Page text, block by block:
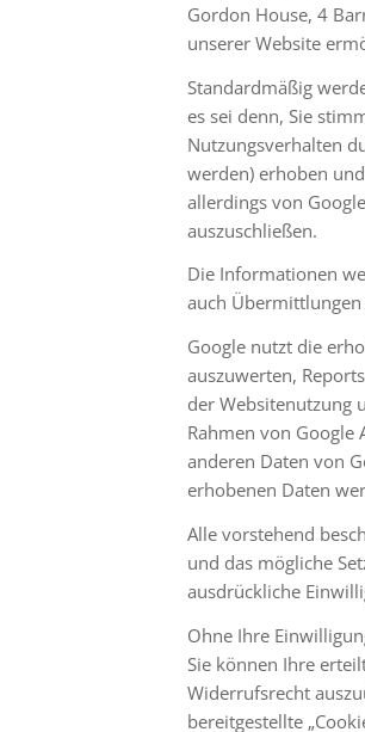
Gordon House, 4
unserer Website
Standardmäßig
es sei denn, Sie
Nutzungsverhalten
werden) erhoben
allerdings von
auszuschließen.
Die Informationen
auch Übermittlungen
Google nutzt die
auszuwerten,
der Websitenutzung
Rahmen von
anderen Daten von
erhobenen Daten
Alle vorstehend
und das mögliche
ausdrückliche
Ohne Ihre
Sie können Ihre
Widerrufsrecht
bereitgestellte